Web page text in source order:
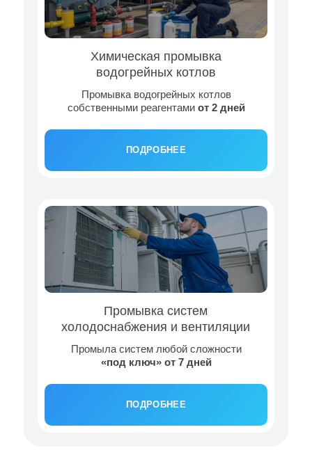
Химическая промывка
водогрейных котлов
Промывка водогрейных котлов
собственными реагентами от 2 дней
ПОДРОБНЕЕ
ПОДРОБНЕЕ
Промыла систем любой сложности
«под ключ» от 7 дней
Промывка систем
холодоснабжения и вентиляции